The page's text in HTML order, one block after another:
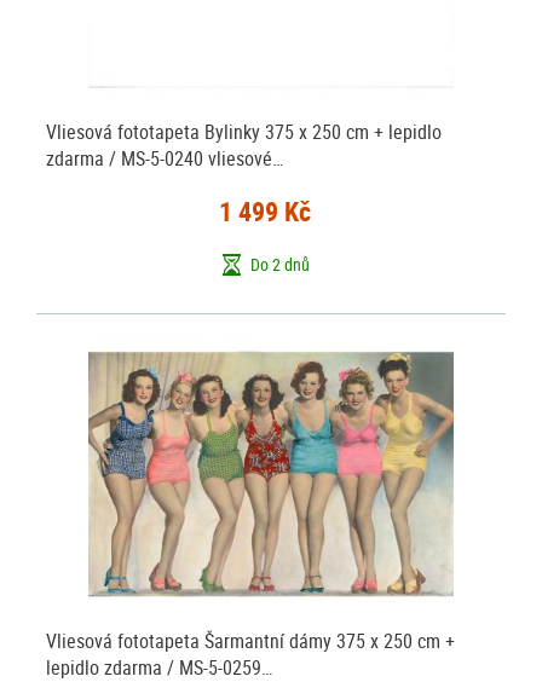
Vliesová fototapeta Bylinky 375 x 250 cm + lepidlo
zdarma / MS-5-0240 vliesové…
1 499 Kč
Do 2 dnů
Vliesová fototapeta Šarmantní dámy 375 x 250 cm +
lepidlo zdarma / MS-5-0259…